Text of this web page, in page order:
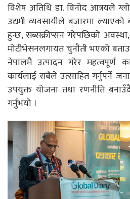
विशेष अतिथि डा. विनोद आत्रयले
उद्यमी व्यवसायीले बजारमा
हुन्छ, सब्सक्रीप्सन गरेपछिको अवस्था,
मोटीभेसनलगायत चुनौती भएको
नेपालमै उत्पादन गरेर महत्वपूर्ण
कार्यलाई सबैले उत्साहित गर्नुपर्ने
उपयुक्त योजना तथा रणनीति
गर्नुभयो ।